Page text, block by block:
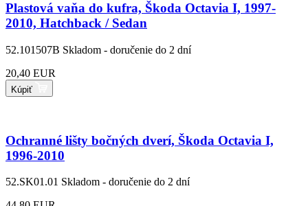
Plastová vaňa do kufra, Škoda Octavia I, 1997-
2010, Hatchback / Sedan
52.101507B Skladom - doručenie do 2 dní
20,40 EUR
Kúpiť
Ochranné lišty bočných dverí, Škoda Octavia I,
1996-2010
52.SK01.01 Skladom - doručenie do 2 dní